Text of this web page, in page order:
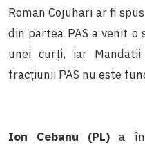
Roman Cojuhari ar fi
din partea PAS a venit
unei curți, iar
fracțiunii PAS nu este
Ion Cebanu (PL) a